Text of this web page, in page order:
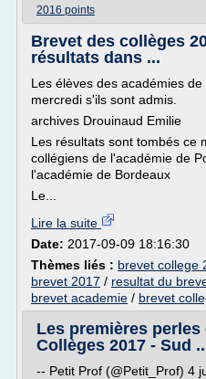
2016 points
Brevet des collèges
résultats dans ...
Les élèves des académies
mercredi s'ils sont admis.
archives Drouinaud Emilie
Les résultats sont tombés ce
collégiens de l'académie de
l'académie de Bordeaux
Le...
Lire la suite
Date: 2017-09-09 18:16:30
Thèmes liés : brevet college
brevet 2017 / resultat du
brevet academie / brevet
Les premières
Collèges 2017 - Sud
-- Petit Prof (@Petit_Prof) 4